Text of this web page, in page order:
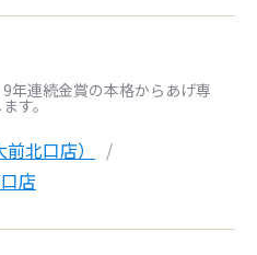
年連続金賞の本格からあげ専
す。
北口店）
店